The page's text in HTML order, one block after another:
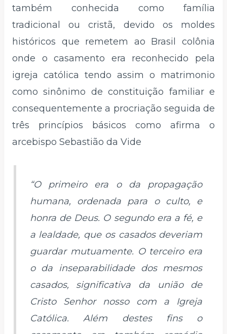
também conhecida como família
tradicional ou cristã, devido os moldes
históricos que remetem ao Brasil colônia
onde o casamento era reconhecido pela
igreja católica tendo assim o matrimonio
como sinônimo de constituição familiar e
consequentemente a procriação seguida de
três princípios básicos como afirma o
arcebispo Sebastião da Vide
“O primeiro era o da propagação
humana, ordenada para o culto, e
honra de Deus. O segundo era a fé, e
a lealdade, que os casados deveriam
guardar mutuamente. O terceiro era
o da inseparabilidade dos mesmos
casados, significativa da união de
Cristo Senhor nosso com a Igreja
Católica. Além destes fins o